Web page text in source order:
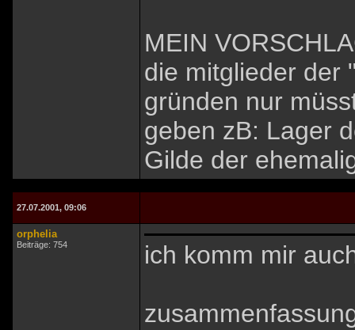
MEIN
die mitglieder der
gründen nur
geben zB: Lager
Gilde der
27.07.2001, 09:06
orphelia
Beiträge: 754 ich komm mir